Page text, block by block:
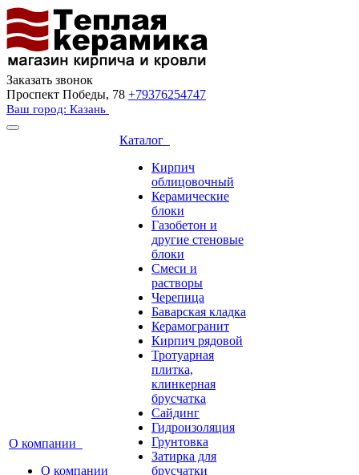
Заказать звонок
Проспект Победы, 78 +79376254747
Ваш город: Казань
О компании
О компании
Каталог
Кирпич
облицовочный
Керамические
блоки
Газобетон и
другие стеновые
блоки
Смеси и
растворы
Черепица
Баварская кладка
Керамогранит
Кирпич рядовой
Тротуарная
плитка,
клинкерная
брусчатка
Сайдинг
Гидроизоляция
Грунтовка
Затирка для
брусчатки